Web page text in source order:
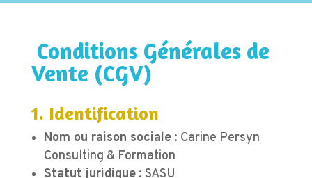
Conditions Générales de
Vente (CGV)
1. Identification
Nom ou raison sociale: Carine Persyn
Consulting & Formation
Statut juridique: SASU